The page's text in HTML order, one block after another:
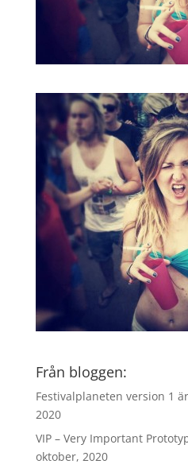
Från bloggen:
Festivalplaneten version 1
2020
VIP – Very Important
oktober, 2020